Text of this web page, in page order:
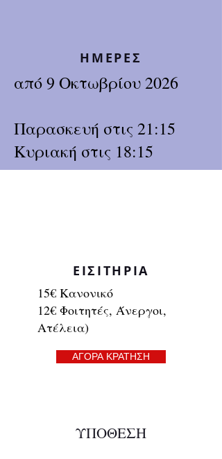
ΗΜΕΡΕΣ
από 9 Οκτωβρίου 2026
Παρασκευή στις 21:15
Κυριακή στις 18:15
ΕΙΣΙΤΗΡΙΑ
15€ Κανονικό
12€ Φοιτητές, Άνεργοι,
Ατέλεια)
ΑΓΟΡΑ ΚΡΑΤΗΣΗ
ΥΠΟΘΕΣΗ